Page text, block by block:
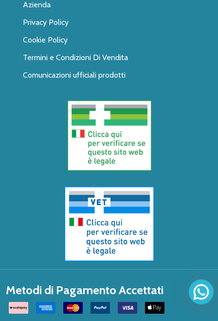
Azienda
Privacy Policy
Cookie Policy
Termini e Condizioni Di Vendita
Comunicazioni ufficiali prodotti
Metodi di Pagamento Accettati